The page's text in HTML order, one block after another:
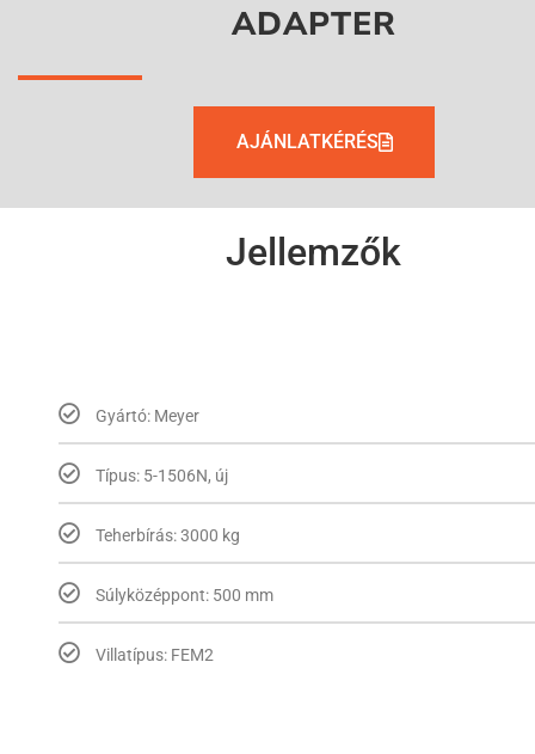
ADAPTER
AJÁNLATKÉRÉS
Jellemzők
Gyártó: Meyer
Típus: 5-1506N, új
Teherbírás: 3000 kg
Súlyközéppont: 500 mm
Villatípus: FEM2